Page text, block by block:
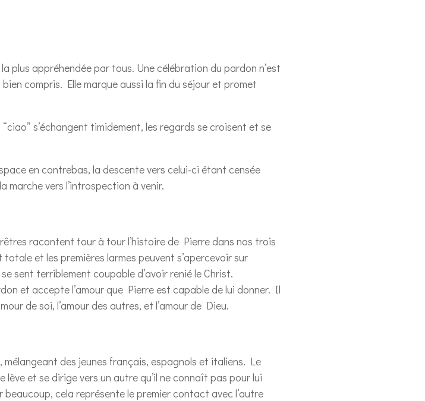
plus appréhendée par tous. Une célébration du pardon n’est
compris. Elle marque aussi la fin du séjour et promet
s’échangent timidement, les regards se croisent et se
en contrebas, la descente vers celui-ci étant censée
marche vers l’introspection à venir.
racontent tour à tour l’histoire de Pierre dans nos trois
et les premières larmes peuvent s’apercevoir sur
sent terriblement coupable d’avoir renié le Christ.
et accepte l’amour que Pierre est capable de lui donner. Il
de soi, l’amour des autres, et l’amour de Dieu.
des jeunes français, espagnols et italiens. Le
lève et se dirige vers un autre qu’il ne connaît pas pour lui
beaucoup, cela représente le premier contact avec l’autre